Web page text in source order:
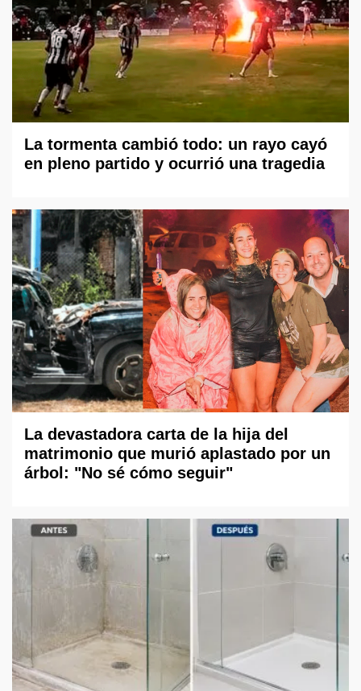
La tormenta cambió todo: un rayo cayó
en pleno partido y ocurrió una tragedia
La devastadora carta de la hija del
matrimonio que murió aplastado por un
árbol: "No sé cómo seguir"